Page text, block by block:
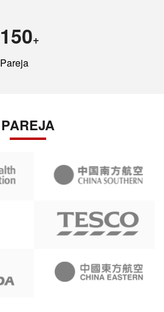
150+
Pareja
PAREJA